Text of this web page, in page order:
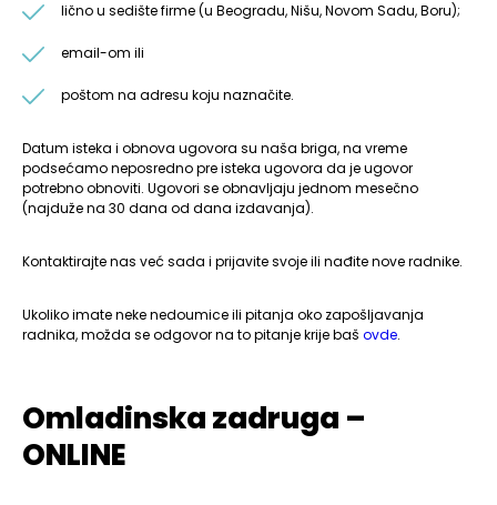
lično u sedište firme (u Beogradu, Nišu, Novom Sadu, Boru);
email-om ili
poštom na adresu koju naznačite.
Datum isteka i obnova ugovora su naša briga, na vreme
podsećamo neposredno pre isteka ugovora da je ugovor
potrebno obnoviti. Ugovori se obnavljaju jednom mesečno
(najduže na 30 dana od dana izdavanja).
Kontaktirajte nas već sada i prijavite svoje ili nađite nove radnike.
Ukoliko imate neke nedoumice ili pitanja oko zapošljavanja
radnika, možda se odgovor na to pitanje krije baš ovde.
Omladinska zadruga –
ONLINE